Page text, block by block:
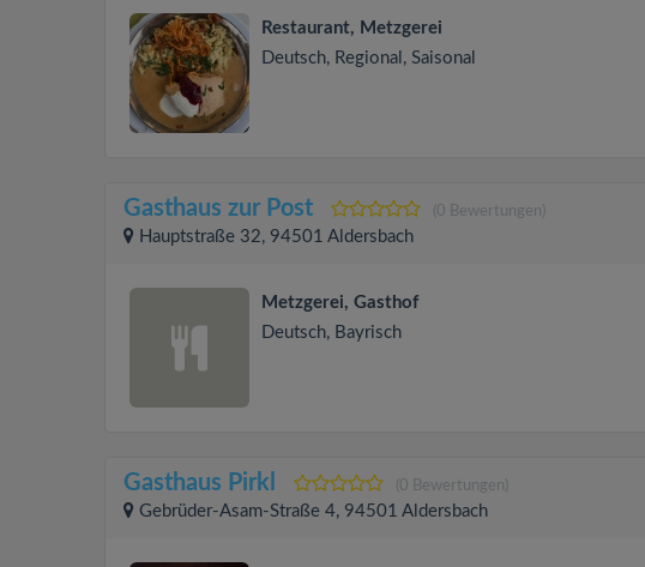
Restaurant, Metzgerei
Deutsch, Regional, Saisonal
Gasthaus zur Post (0 Bewertungen)
Hauptstraße 32, 94501 Aldersbach
Metzgerei, Gasthof
Deutsch, Bayrisch
Gasthaus Pirkl (0 Bewertungen)
Gebrüder-Asam-Straße 4, 94501 Aldersbach